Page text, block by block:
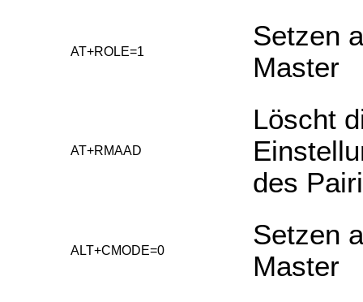
AT+ROLE=1
Setzen
Master
AT+RMAAD
Löscht
des
ALT+CMODE=0
Setzen
Master